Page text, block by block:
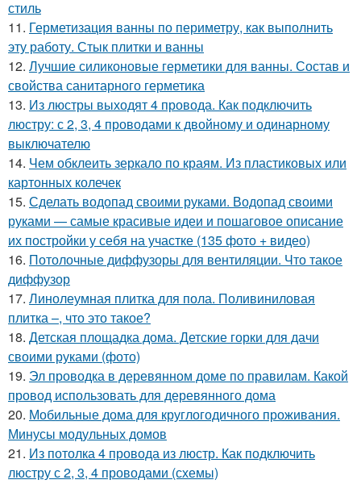
стиль
11. Герметизация ванны по периметру, как выполнить
эту работу. Стык плитки и ванны
12. Лучшие силиконовые герметики для ванны. Состав и
свойства санитарного герметика
13. Из люстры выходят 4 провода. Как подключить
люстру: с 2, 3, 4 проводами к двойному и одинарному
выключателю
14. Чем обклеить зеркало по краям. Из пластиковых или
картонных колечек
15. Сделать водопад своими руками. Водопад своими
руками — самые красивые идеи и пошаговое описание
их постройки у себя на участке (135 фото + видео)
16. Потолочные диффузоры для вентиляции. Что такое
диффузор
17. Линолеумная плитка для пола. Поливиниловая
плитка –, что это такое?
18. Детская площадка дома. Детские горки для дачи
своими руками (фото)
19. Эл проводка в деревянном доме по правилам. Какой
провод использовать для деревянного дома
20. Мобильные дома для круглогодичного проживания.
Минусы модульных домов
21. Из потолка 4 провода из люстр. Как подключить
люстру с 2, 3, 4 проводами (схемы)